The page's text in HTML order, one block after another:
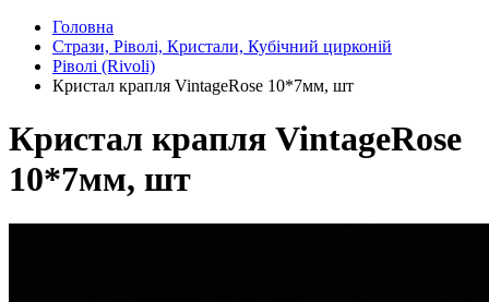
Головна
Стрази, Ріволі, Кристали, Кубічний цирконій
Ріволі (Rivoli)
Кристал крапля VintageRose 10*7мм, шт
Кристал крапля VintageRose
10*7мм, шт